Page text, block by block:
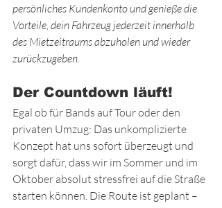
persönliches Kundenkonto und genieße die
Vorteile, dein Fahrzeug jederzeit innerhalb
des Mietzeitraums abzuholen und wieder
zurückzugeben.
Der Countdown läuft!
Egal ob für Bands auf Tour oder den
privaten Umzug: Das unkomplizierte
Konzept hat uns sofort überzeugt und
sorgt dafür, dass wir im Sommer und im
Oktober absolut stressfrei auf die Straße
starten können. Die Route ist geplant –